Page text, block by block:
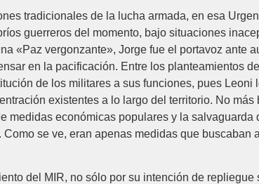
tradicionales de la lucha armada, en esa
guerreros del momento, bajo situaciones
«Paz vergonzante», Jorge fue el portavoz ante
en la pacificación. Entre los planteamientos
de los militares a sus funciones, pues
existentes a lo largo del territorio. No
medidas económicas populares y la
se ve, eran apenas medidas que
del MIR, no sólo por su intención de